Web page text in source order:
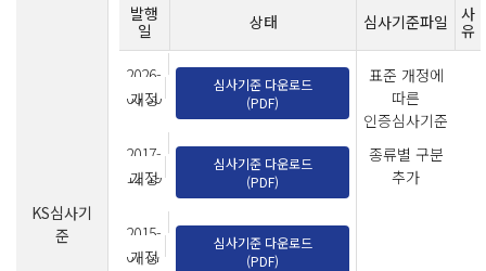
KS심사기
준
발행
일
상태 심사기준파일
사
유
2026-
06-30
개정
심사기준 다운로드
(PDF)
표준 개정에
따른
인증심사기준
개정
2017-
12-19
개정
심사기준 다운로드
(PDF)
종류별 구분
추가
2015-
07-07
개정
심사기준 다운로드
(PDF)